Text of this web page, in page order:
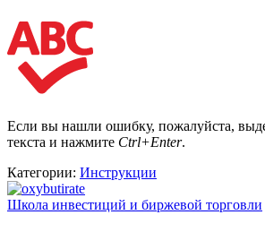
Если вы нашли ошибку, пожалуйста,
текста и нажмите Ctrl+Enter.
Категории: Инструкции
Школа инвестиций и биржевой торговли